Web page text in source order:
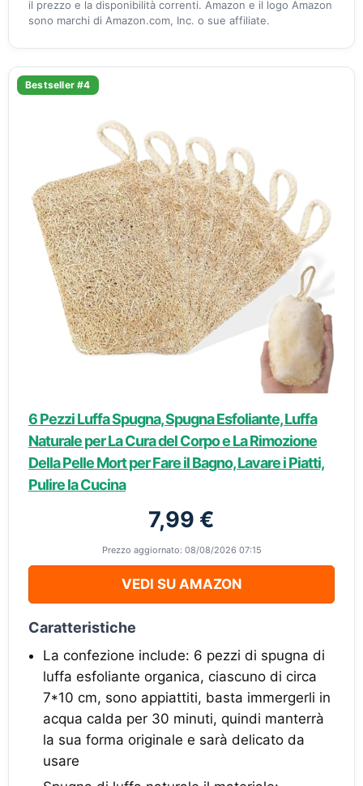
il prezzo e la disponibilità correnti. Amazon e il logo Amazon
sono marchi di Amazon.com, Inc. o sue affiliate.
Bestseller #4
6 Pezzi Luffa Spugna, Spugna Esfoliante, Luffa
Naturale per La Cura del Corpo e La Rimozione
Della Pelle Mort per Fare il Bagno, Lavare i Piatti,
Pulire la Cucina
7,99 €
Prezzo aggiornato: 08/08/2026 07:15
VEDI SU AMAZON
Caratteristiche
La confezione include: 6 pezzi di spugna di
luffa esfoliante organica, ciascuno di circa
7*10 cm, sono appiattiti, basta immergerli in
acqua calda per 30 minuti, quindi manterrà
la sua forma originale e sarà delicato da
usare